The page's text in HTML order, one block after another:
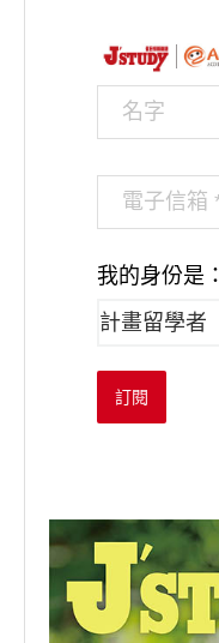
我的身份是：
訂閱